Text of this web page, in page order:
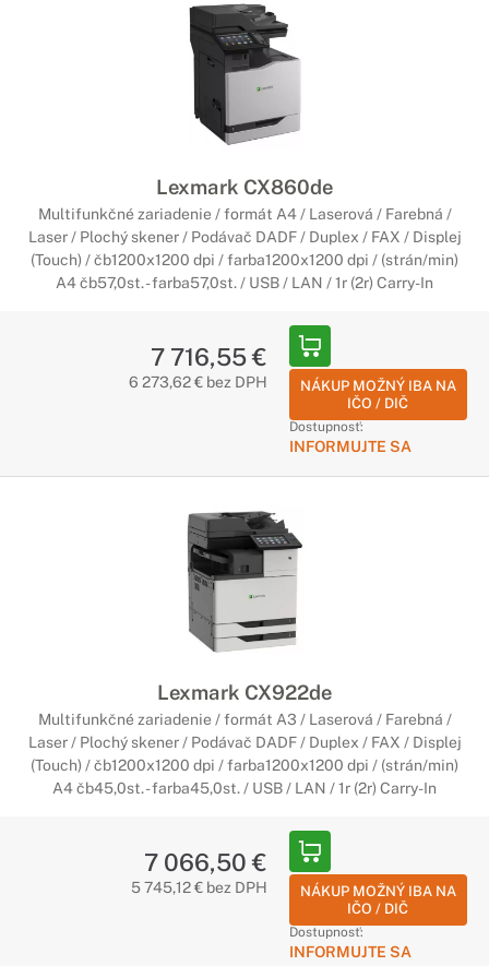
Lexmark CX860de
Multifunkčné zariadenie / formát A4 / Laserová / Farebná /
Laser / Plochý skener / Podávač DADF / Duplex / FAX / Displej
(Touch) / čb1200x1200 dpi / farba1200x1200 dpi / (strán/min)
A4 čb57,0st. - farba57,0st. / USB / LAN / 1r (2r) Carry-In
7 716,55 €
6 273,62 € bez DPH
NÁKUP MOŽNÝ IBA NA
IČO / DIČ
Dostupnosť:
INFORMUJTE SA
Lexmark CX922de
Multifunkčné zariadenie / formát A3 / Laserová / Farebná /
Laser / Plochý skener / Podávač DADF / Duplex / FAX / Displej
(Touch) / čb1200x1200 dpi / farba1200x1200 dpi / (strán/min)
A4 čb45,0st. - farba45,0st. / USB / LAN / 1r (2r) Carry-In
7 066,50 €
5 745,12 € bez DPH
NÁKUP MOŽNÝ IBA NA
IČO / DIČ
Dostupnosť:
INFORMUJTE SA